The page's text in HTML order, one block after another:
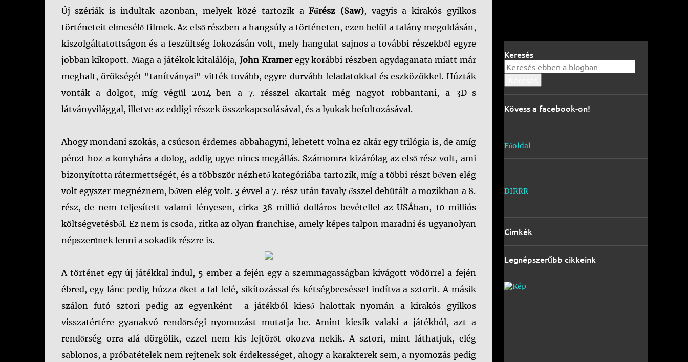
Új szériák is indultak azonban, melyek közé tartozik aFűrész (Saw), vagyis a kirakós gyilkos
történeteit elmesélő filmek. Az első részben a hangsúly a történeten, ezen belül a talány megoldásán,
kiszolgáltatottságon és a feszültség fokozásán volt, mely hangulat sajnos a további részekből egyre
jobban kikopott. Maga a játékok kitalálója,John Krameregy korábbi részben agydaganata miatt már
meghalt, örökségét "tanítványai" vitték tovább, egyre durvább feladatokkal és eszközökkel. Húzták
vonták a dolgot, míg végül 2014-ben a 7. résszel akartak még nagyot robbantani, a 3D-s
látványvilággal, illetve az eddigi részek összekapcsolásával, és a lyukak befoltozásával.
Ahogy mondani szokás, a csúcson érdemes abbahagyni, lehetett volna ez akár egy trilógia is, de amíg
pénzt hoz a konyhára a dolog, addig ugye nincs megállás. Számomra kizárólag az első rész volt, ami
bizonyította rátermettségét, és a többször nézhető kategóriába tartozik, míg a többi részt bőven elég
volt egyszer megnéznem, bőven elég volt. 3 évvel a 7. rész után tavaly ősszel debütált a mozikban a 8.
rész, de nem teljesített valami fényesen, cirka 38 millió dolláros bevétellel az USÁban, 10 milliós
költségvetésből. Ez nem is csoda, ritka az olyan franchise, amely képes talpon maradni és ugyanolyan
népszerűnek lenni a sokadik részre is.
A történet egy új játékkal indul, 5 ember a fején egy a szemmagasságban kivágott vödörrel a fején
ébred, egy lánc pedig húzza őket a fal felé, sikítozással és kétségbeeséssel indítva a sztorit. A másik
szálon futó sztori pedig az egyenként a játékból kieső halottak nyomán a kirakós gyilkos
visszatértére gyanakvó rendőrségi nyomozást mutatja be. Amint kiesik valaki a játékból, azt a
rendőrség orra alá dörgölik, ezzel nem kis fejtörőt okozva nekik. A sztori, mint láthatjuk, elég
sablonos, a próbatételek nem rejtenek sok érdekességet, ahogy a karakterek sem, a nyomozás pedig
Keresés
Kövess a facebook-on!
Főoldal
DIRRR
Címkék
Legnépszerűbb cikkeink